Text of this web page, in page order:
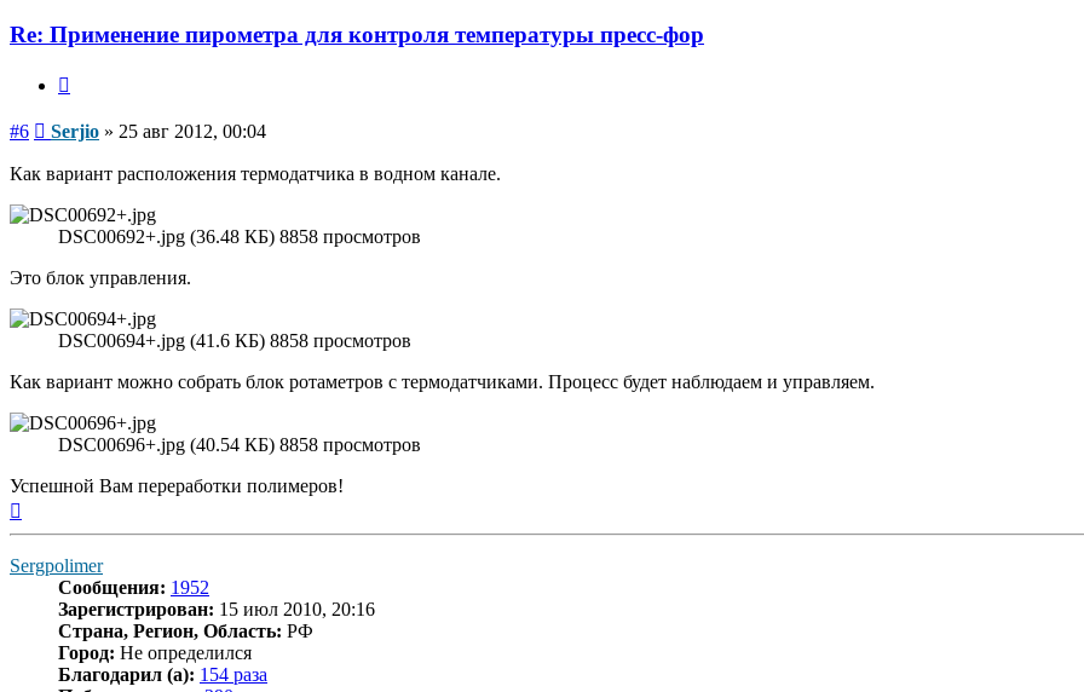
Re: Применение пирометра для контроля температуры пресс-фор
#6 Сообщение
Serjio » 25 авг 2012, 00:04
Как вариант расположения термодатчика в водном канале.
DSC00692+.jpg (36.48 КБ) 8858 просмотров
Это блок управления.
DSC00694+.jpg (41.6 КБ) 8858 просмотров
Как вариант можно собрать блок ротаметров с термодатчиками. Процесс будет наблюдаем и управляем.
DSC00696+.jpg (40.54 КБ) 8858 просмотров
Успешной Вам переработки полимеров!
Sergpolimer
Сообщения: 1952
Зарегистрирован: 15 июл 2010, 20:16
Страна, Регион, Область: РФ
Город: Не определился
Благодарил (а): 154 раза